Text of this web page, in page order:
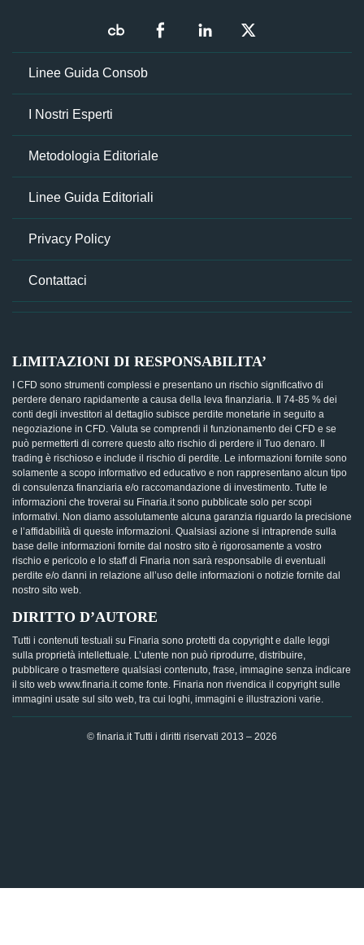
Linee Guida Consob
I Nostri Esperti
Metodologia Editoriale
Linee Guida Editoriali
Privacy Policy
Contattaci
LIMITAZIONI DI RESPONSABILITA’
I CFD sono strumenti complessi e presentano un rischio significativo di
perdere denaro rapidamente a causa della leva finanziaria. Il 74-85 % dei
conti degli investitori al dettaglio subisce perdite monetarie in seguito a
negoziazione in CFD. Valuta se comprendi il funzionamento dei CFD e se
può permetterti di correre questo alto rischio di perdere il Tuo denaro. Il
trading è rischioso e include il rischio di perdite. Le informazioni fornite sono
solamente a scopo informativo ed educativo e non rappresentano alcun tipo
di consulenza finanziaria e/o raccomandazione di investimento. Tutte le
informazioni che troverai su Finaria.it sono pubblicate solo per scopi
informativi. Non diamo assolutamente alcuna garanzia riguardo la precisione
e l’affidabilità di queste informazioni. Qualsiasi azione si intraprende sulla
base delle informazioni fornite dal nostro sito è rigorosamente a vostro
rischio e pericolo e lo staff di Finaria non sarà responsabile di eventuali
perdite e/o danni in relazione all’uso delle informazioni o notizie fornite dal
nostro sito web.
DIRITTO D’AUTORE
Tutti i contenuti testuali su Finaria sono protetti da copyright e dalle leggi
sulla proprietà intellettuale. L’utente non può riprodurre, distribuire,
pubblicare o trasmettere qualsiasi contenuto, frase, immagine senza indicare
il sito web www.finaria.it come fonte. Finaria non rivendica il copyright sulle
immagini usate sul sito web, tra cui loghi, immagini e illustrazioni varie.
© finaria.it Tutti i diritti riservati 2013 – 2026